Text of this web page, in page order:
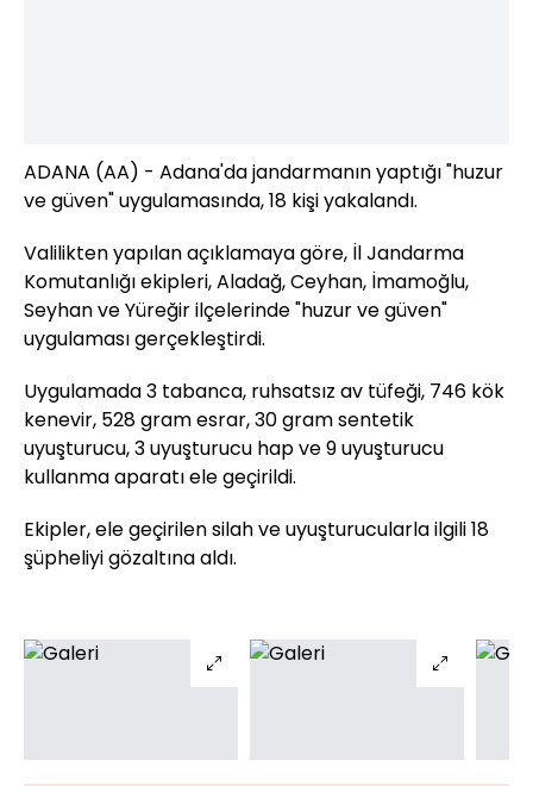
ADANA (AA) - Adana'da jandarmanın yaptığı "huzur
ve güven" uygulamasında, 18 kişi yakalandı.
Valilikten yapılan açıklamaya göre, İl Jandarma
Komutanlığı ekipleri, Aladağ, Ceyhan, İmamoğlu,
Seyhan ve Yüreğir ilçelerinde "huzur ve güven"
uygulaması gerçekleştirdi.
Uygulamada 3 tabanca, ruhsatsız av tüfeği, 746 kök
kenevir, 528 gram esrar, 30 gram sentetik
uyuşturucu, 3 uyuşturucu hap ve 9 uyuşturucu
kullanma aparatı ele geçirildi.
Ekipler, ele geçirilen silah ve uyuşturucularla ilgili 18
şüpheliyi gözaltına aldı.